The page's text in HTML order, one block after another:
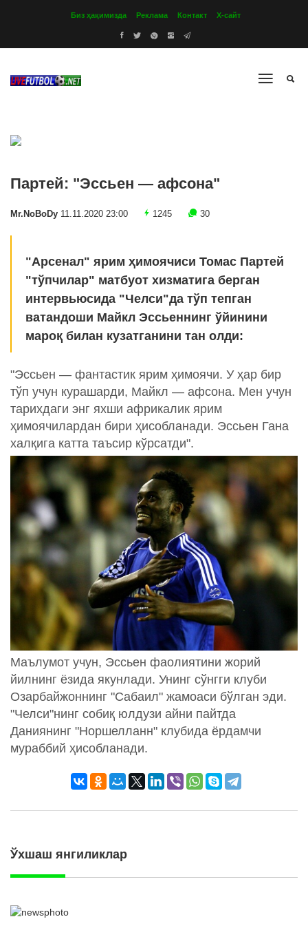
Биз ҳақимизда Реклама Контакт Х-сайт
Партей: "Эссьен — афсона"
Mr.NoBoDy 11.11.2020 23:00 1245 30
"Арсенал" ярим ҳимоячиси Томас Партей
"тўпчилар" матбуот хизматига берган
интервьюсида "Челси"да тўп тепган
ватандоши Майкл Эссьеннинг ўйинини
мароқ билан кузатганини тан олди:
"Эссьен — фантастик ярим ҳимоячи. У ҳар бир
тўп учун курашарди, Майкл — афсона. Мен учун
тарихдаги энг яхши африкалик ярим
ҳимоячилардан бири ҳисобланади. Эссьен Гана
халқига катта таъсир кўрсатди".
Маълумот учун, Эссьен фаолиятини жорий
йилнинг ёзида якунлади. Унинг сўнгги клуби
Озарбайжоннинг "Сабаил" жамоаси бўлган эди.
"Челси"нинг собиқ юлдузи айни пайтда
Даниянинг "Норшелланн" клубида ёрдамчи
мураббий ҳисобланади.
Ўхшаш янгиликлар